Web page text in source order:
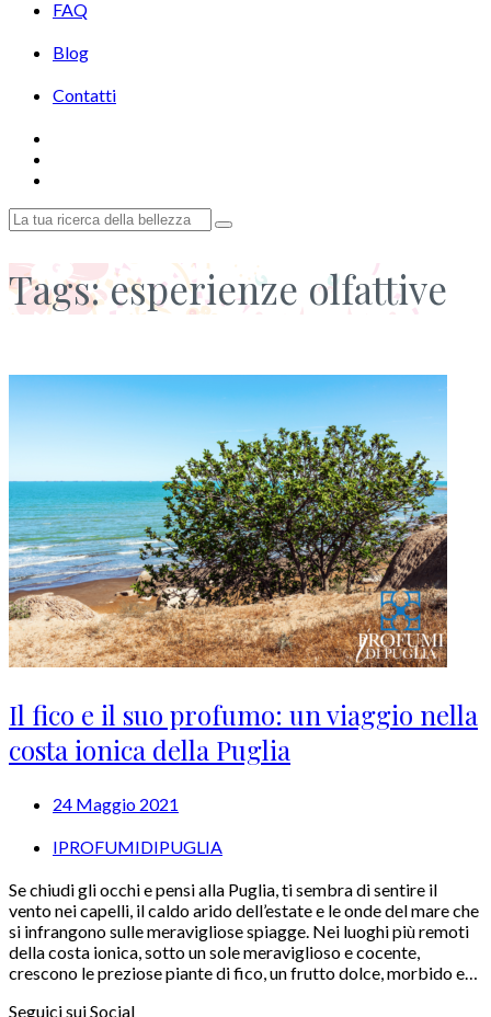
FAQ
Blog
Contatti
Tags: esperienze olfattive
Il fico e il suo profumo: un viaggio nella
costa ionica della Puglia
24 Maggio 2021
IPROFUMIDIPUGLIA
Se chiudi gli occhi e pensi alla Puglia, ti sembra di sentire il
vento nei capelli, il caldo arido dell’estate e le onde del mare che
si infrangono sulle meravigliose spiagge. Nei luoghi più remoti
della costa ionica, sotto un sole meraviglioso e cocente,
crescono le preziose piante di fico, un frutto dolce, morbido e…
Seguici sui Social